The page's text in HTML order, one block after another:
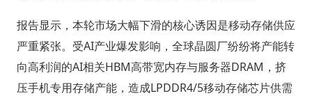
报告显示，本轮市场大幅下滑的核心诱因是移动存储供应
严重紧张。受AI产业爆发影响，全球晶圆厂纷纷将产能转
向高利润的AI相关HBM高带宽内存与服务器DRAM，挤
压手机专用存储产能，造成LPDDR4/5移动存储芯片供需